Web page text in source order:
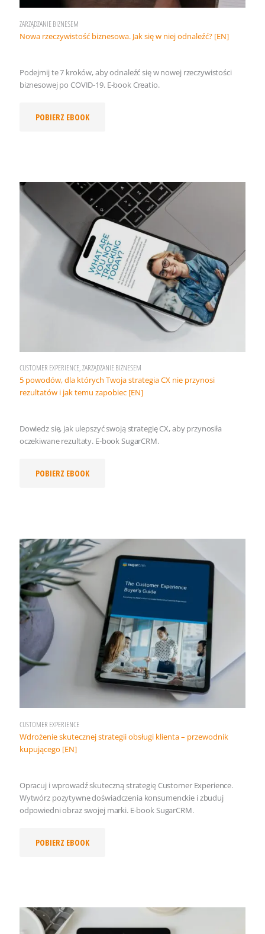
ZARZĄDZANIE BIZNESEM
Nowa rzeczywistość biznesowa. Jak się w niej odnaleźć? [EN]
Podejmij te 7 kroków, aby odnaleźć się w nowej rzeczywistości
biznesowej po COVID-19. E-book Creatio.
POBIERZ EBOOK
CUSTOMER EXPERIENCE, ZARZĄDZANIE BIZNESEM
5 powodów, dla których Twoja strategia CX nie przynosi
rezultatów i jak temu zapobiec [EN]
Dowiedz się, jak ulepszyć swoją strategię CX, aby przynosiła
oczekiwane rezultaty. E-book SugarCRM.
POBIERZ EBOOK
CUSTOMER EXPERIENCE
Wdrożenie skutecznej strategii obsługi klienta – przewodnik
kupującego [EN]
Opracuj i wprowadź skuteczną strategię Customer Experience.
Wytwórz pozytywne doświadczenia konsumenckie i zbuduj
odpowiedni obraz swojej marki. E-book SugarCRM.
POBIERZ EBOOK